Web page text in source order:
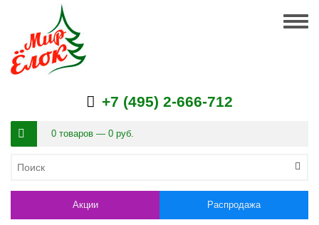
+7 (495) 2-666-712
0 товаров — 0 руб.
Акции Распродажа